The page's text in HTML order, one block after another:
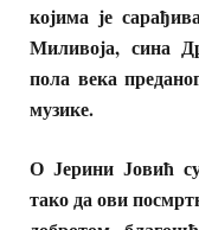
којима је
Миливоја, сина
пола века
музике.
О Јерини Јовић
тако да ови